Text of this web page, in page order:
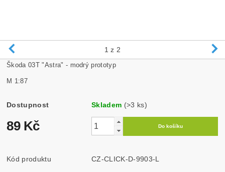
1 z 2
Škoda 03T "Astra" - modrý prototyp
M 1:87
Dostupnost Skladem (>3 ks)
89 Kč
Kód produktu CZ-CLICK-D-9903-L